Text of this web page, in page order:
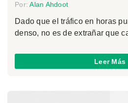
Por:Alan Ahdoot
Dado que el tráfico en horas
denso, no es de extrañar que
Leer Más